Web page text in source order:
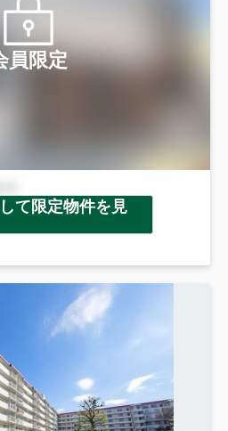
員限定
て限定物件を見